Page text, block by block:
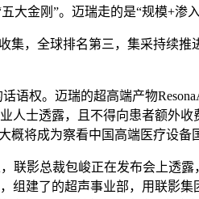
金刚”。迈瑞走的是“规模+渗
全球排名第三，集采持续推
权。迈瑞的超高端产物
人士透露，且不得向患者额
将成为察看中国高端医疗设备
影总裁包峻正在发布会上透
建了的超声事业部，用联影